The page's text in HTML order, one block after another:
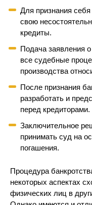
Для признания
свою
кредиты.
Подача заявления
все судебные
производства
После признания
разработать и
перед кредиторами.
Заключительное
принимать суд на
погашения.
Процедура
некоторых аспектах
физических лиц в